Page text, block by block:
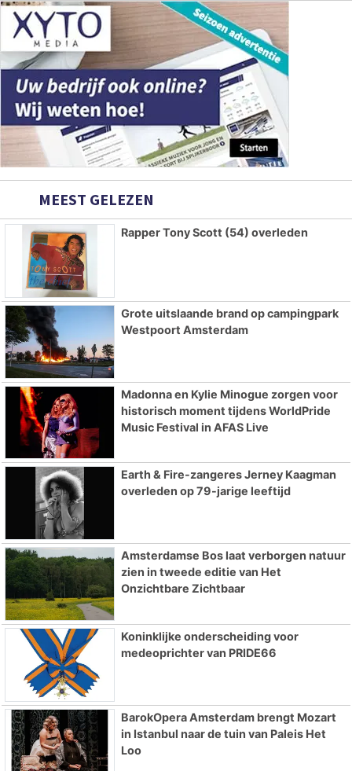
MEEST GELEZEN
Rapper Tony Scott (54) overleden
Grote uitslaande brand op campingpark
Westpoort Amsterdam
Madonna en Kylie Minogue zorgen voor
historisch moment tijdens WorldPride
Music Festival in AFAS Live
Earth & Fire-zangeres Jerney Kaagman
overleden op 79-jarige leeftijd
Amsterdamse Bos laat verborgen natuur
zien in tweede editie van Het
Onzichtbare Zichtbaar
Koninklijke onderscheiding voor
medeoprichter van PRIDE66
BarokOpera Amsterdam brengt Mozart
in Istanbul naar de tuin van Paleis Het
Loo